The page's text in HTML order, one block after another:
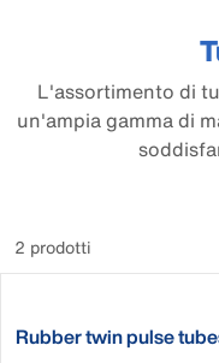
L'assortimento di
un'ampia gamma di
2 prodotti
Rubber twin pulse